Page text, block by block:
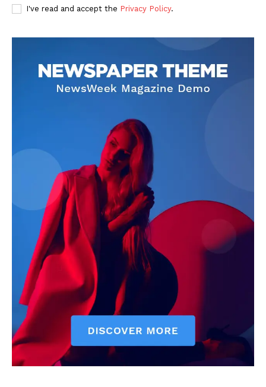
Contact us
Subscription Plans
My account
I've read and accept the Privacy Policy.